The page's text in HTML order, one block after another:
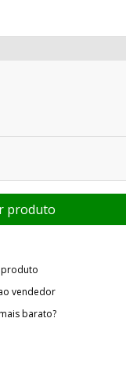
vendedor
barato?